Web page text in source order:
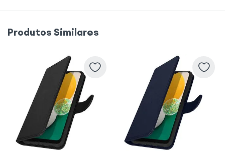
Samsung Galaxy A13 iPhone 14 Plus
Oppo A73 5G Samsung Galaxy J3 2017
Samsung Galaxy M13
Samsung Galaxy M23
Produtos Similares